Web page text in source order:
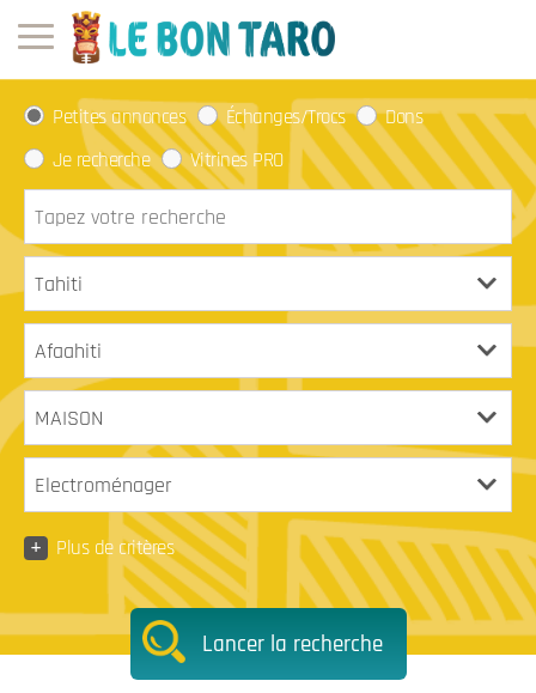
Petites annonces Échanges/Trocs
Dons
Je recherche
Vitrines PRO
+ Plus de critères
Lancer la recherche